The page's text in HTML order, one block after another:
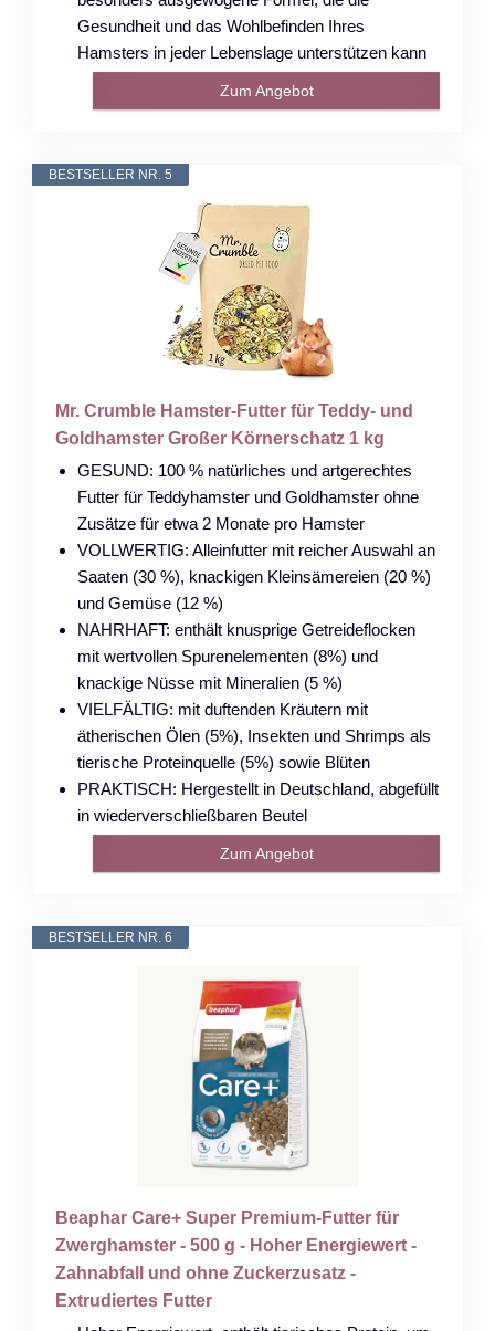
Gesundheit und das Wohlbefinden Ihres
Hamsters in jeder Lebenslage unterstützen kann
Zum Angebot
BESTSELLER NR. 5
Mr. Crumble Hamster-Futter für Teddy- und
Goldhamster Großer Körnerschatz 1 kg
GESUND: 100 % natürliches und artgerechtes
Futter für Teddyhamster und Goldhamster ohne
Zusätze für etwa 2 Monate pro Hamster
VOLLWERTIG: Alleinfutter mit reicher Auswahl an
Saaten (30 %), knackigen Kleinsämereien (20 %)
und Gemüse (12 %)
NAHRHAFT: enthält knusprige Getreideflocken
mit wertvollen Spurenelementen (8%) und
knackige Nüsse mit Mineralien (5 %)
VIELFÄLTIG: mit duftenden Kräutern mit
ätherischen Ölen (5%), Insekten und Shrimps als
tierische Proteinquelle (5%) sowie Blüten
PRAKTISCH: Hergestellt in Deutschland, abgefüllt
in wiederverschließbaren Beutel
Zum Angebot
BESTSELLER NR. 6
Beaphar Care+ Super Premium-Futter für
Zwerghamster - 500 g - Hoher Energiewert -
Zahnabfall und ohne Zuckerzusatz -
Extrudiertes Futter